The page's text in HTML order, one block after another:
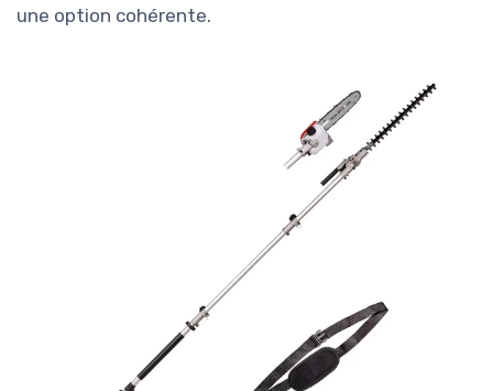
une option cohérente.